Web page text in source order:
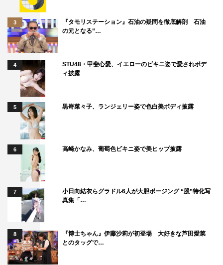
いました。皆さん経験してきたものが違うので、コメント
1つひとつが面白いですね。
■水原希子
自分の恋愛の話は緊張しちゃって話せませんね。哀川翔さ
んの奥さまとのなれそめが“まっすぐ”で憧れます！
■ミッツ・マングローブ
酒の席って異種格闘技戦じゃないけれど、いろんな人種が
お酒で化学反応を起こすみたいな、それをちょっと俯瞰で
見るクセがついちゃってるんですけど、ふと希子ちゃんと
カフカちゃんが初めて隣同士に座った瞬間に会話したんで
すよね。男同士だと沈黙しちゃうところあるんですけれ
ど、女子って共通の話題出してニコニコっと話すんですよ
ね、あれが怖いなあって思いました（笑）。 光一君のあ
の王子さまオーラはすごい！こっちも飲んだくれてられな
いな、っていう。急に銀座の高級クラブになっちゃったみ
たい。貴重なお話がたくさん聞けましたよ、今回。
3
『タモリステーション』石油の疑問を徹底解剖 石油
の元となる“…
4
STU48・甲斐心愛、イエローのビキニ姿で愛されボデ
ィ披露
5 黒嵜菜々子、ランジェリー姿で色白美ボディ披露
6 高崎かなみ、葡萄色ビキニ姿で美ヒップ披露
7
小日向結衣らグラドル6人が大胆ポージング “股”特化写
真集「…
8
『博士ちゃん』伊藤沙莉が初登場 大好きな芦田愛菜
とのタッグで…